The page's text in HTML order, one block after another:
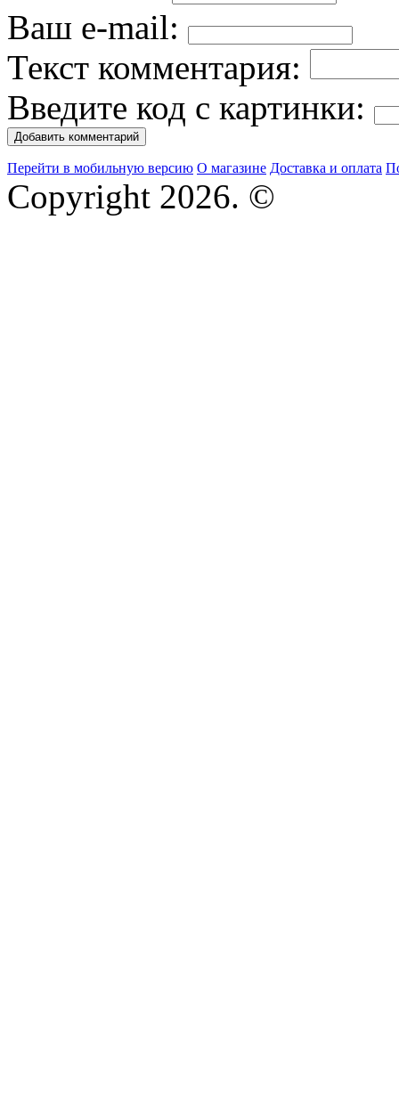
Ваш e-mail:
Текст комментария:
Введите код с картинки:
Перейти в мобильную версию О магазине Доставка и оплата
Copyright 2026. ©